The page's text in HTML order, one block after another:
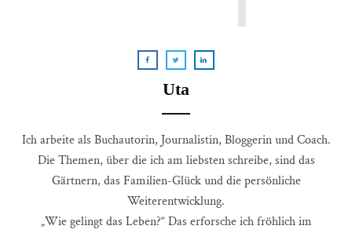
Uta
Ich arbeite als Buchautorin, Journalistin, Bloggerin und Coach.
Die Themen, über die ich am liebsten schreibe, sind das
Gärtnern, das Familien-Glück und die persönliche
Weiterentwicklung.
„Wie gelingt das Leben?“ Das erforsche ich fröhlich im